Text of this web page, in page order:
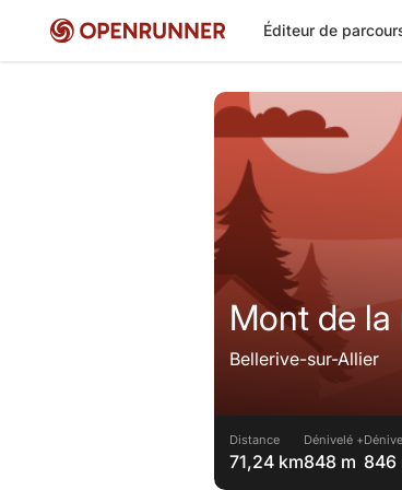
Éditeur de
Mont de
Bellerive-sur-Allier
Distance
71,24 km
Dénivelé +
848 m 846